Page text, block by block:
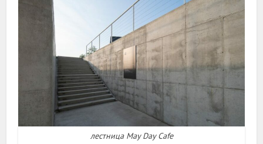
лестница May Day Cafe